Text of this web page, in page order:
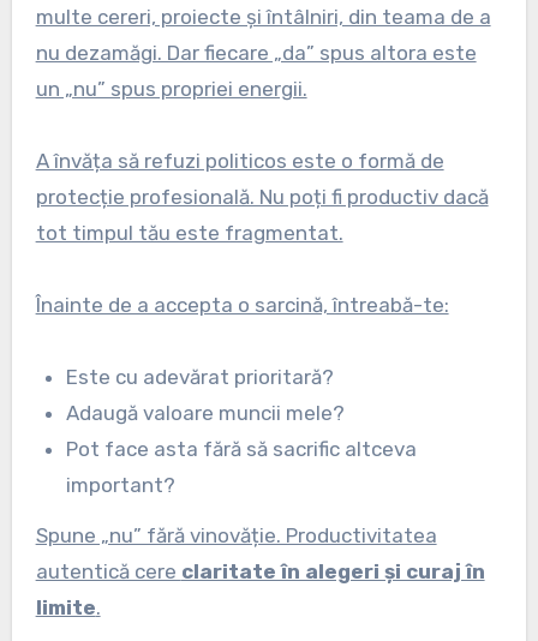
multe cereri, proiecte și întâlniri, din teama de a
nu dezamăgi. Dar fiecare „da” spus altora este
un „nu” spus propriei energii.
A învăța să refuzi politicos este o formă de
protecție profesională. Nu poți fi productiv dacă
tot timpul tău este fragmentat.
Înainte de a accepta o sarcină, întreabă-te:
Este cu adevărat prioritară?
Adaugă valoare muncii mele?
Pot face asta fără să sacrific altceva
important?
Spune „nu” fără vinovăție. Productivitatea
autentică cere claritate în alegeri și curaj în
limite.